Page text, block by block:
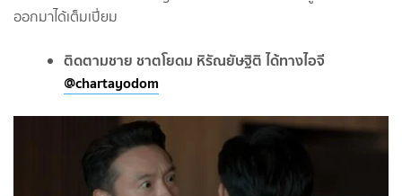
ออกมาได้เต็มเปี่ยม
ติดตามชาย ชาตโยดม หิรัณยัษฐิติ ได้ทางไอจี
@chartayodom